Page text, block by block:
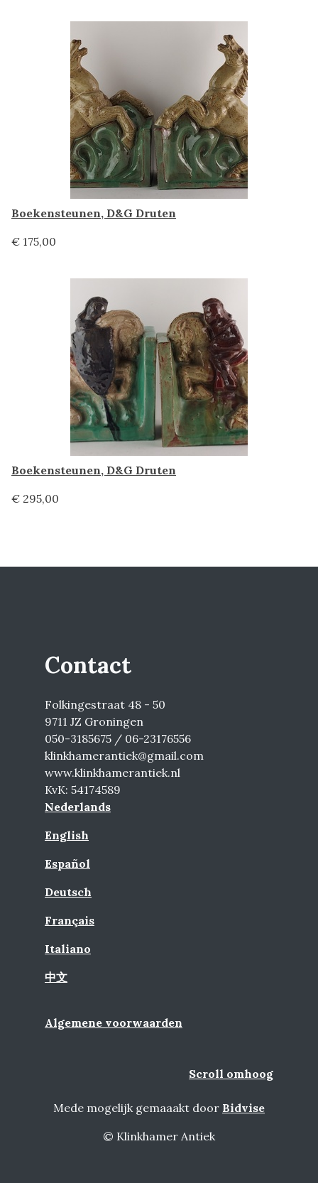
Boekensteunen, D&G Druten
€ 175,00
Boekensteunen, D&G Druten
€ 295,00
Contact
Folkingestraat 48 - 50
9711 JZ Groningen
050-3185675 / 06-23176556
klinkhamerantiek@gmail.com
www.klinkhamerantiek.nl
KvK: 54174589
Nederlands
English
Español
Deutsch
Français
Italiano
中文
Algemene voorwaarden
Scroll omhoog
Mede mogelijk gemaaakt door Bidvise
© Klinkhamer Antiek